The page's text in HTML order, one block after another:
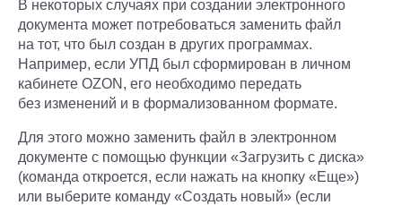
В некоторых случаях при создании электронного
документа может потребоваться заменить файл
на тот, что был создан в других программах.
Например, если УПД был сформирован в личном
кабинете OZON, его необходимо передать
без изменений и в формализованном формате.
Для этого можно заменить файл в электронном
документе с помощью функции «Загрузить с диска»
(команда откроется, если нажать на кнопку «Еще»)
или выберите команду «Создать новый» (если